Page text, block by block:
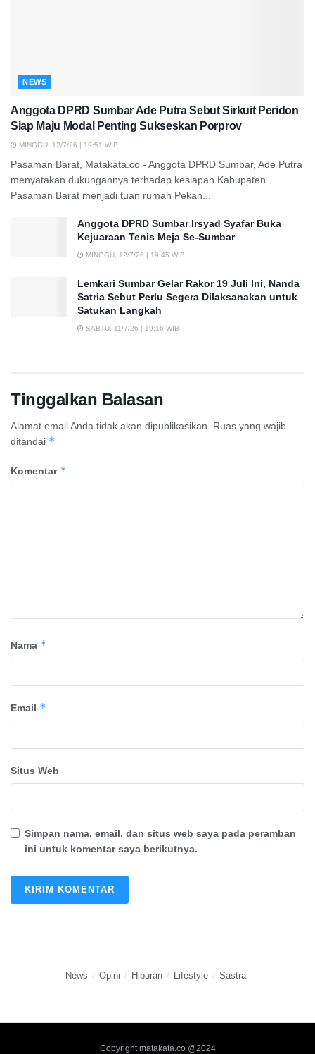
NEWS
Anggota DPRD Sumbar Ade Putra Sebut Sirkuit Peridon
Siap Maju Modal Penting Sukseskan Porprov
MINGGU, 12/7/26 | 19:51 WIB
Pasaman Barat, Matakata.co - Anggota DPRD Sumbar, Ade Putra
menyatakan dukungannya terhadap kesiapan Kabupaten
Pasaman Barat menjadi tuan rumah Pekan...
Anggota DPRD Sumbar Irsyad Syafar Buka
Kejuaraan Tenis Meja Se-Sumbar
MINGGU, 12/7/26 | 19:45 WIB
Lemkari Sumbar Gelar Rakor 19 Juli Ini, Nanda
Satria Sebut Perlu Segera Dilaksanakan untuk
Satukan Langkah
SABTU, 11/7/26 | 19:16 WIB
Tinggalkan Balasan
Alamat email Anda tidak akan dipublikasikan.
Ruas yang wajib
ditandai *
Komentar *
Nama *
Email *
Situs Web
Simpan nama, email, dan situs web saya pada peramban
ini untuk komentar saya berikutnya.
News Opini Hiburan Lifestyle Sastra
Copyright matakata.co @2024